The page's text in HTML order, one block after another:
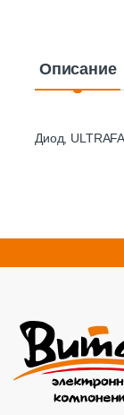
Описание
Диод,